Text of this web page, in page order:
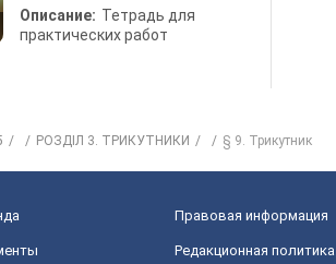
Описание: Тетрадь для
практических работ
РОЗДІЛ 3. ТРИКУТНИКИ § 9. Трикутник
Правовая информация
Редакционная политика